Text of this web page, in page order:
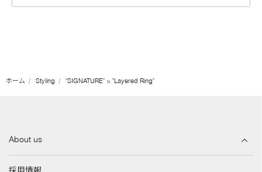
ホーム Styling "SIGNATURE" × "Layered Ring"
About us